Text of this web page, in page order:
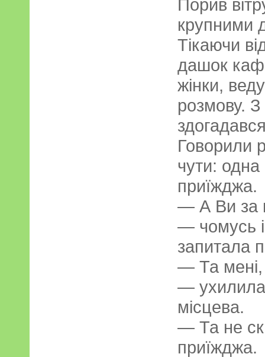
Порив
крупними
Тікаючи
дашок
жінки,
розмову.
Говорили
чути:
приїжджа.
— А Ви за
— чомусь
запитала
— Та мені,
—
місцева.
— Та не
приїжджа.